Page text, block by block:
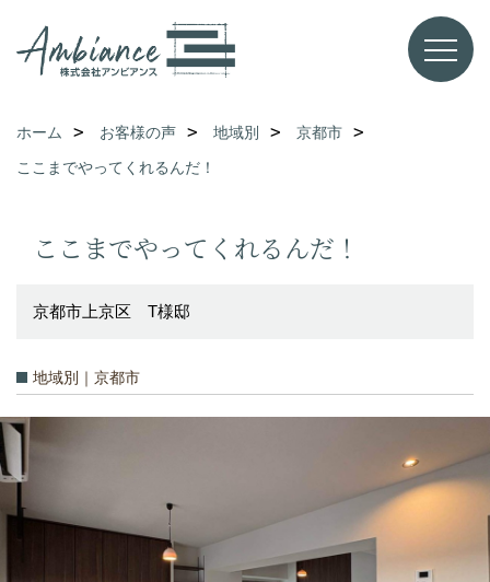
ホーム お客様の声 地域別
京都市
ここまでやってくれるんだ！
ここまでやってくれるんだ！
京都市上京区 T様邸
地域別｜京都市